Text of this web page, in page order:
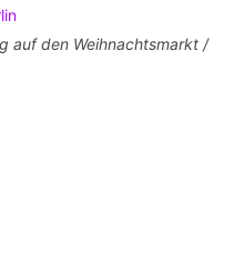
auf den Weihnachtsmarkt /